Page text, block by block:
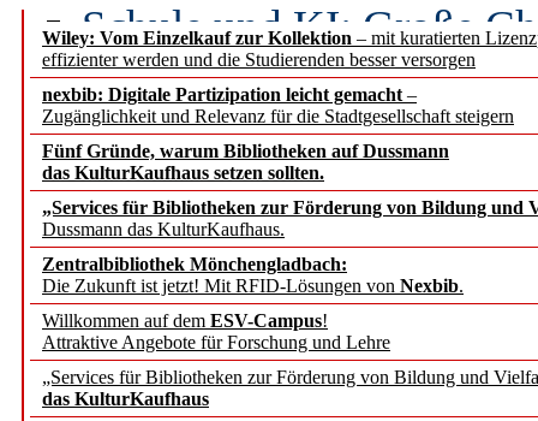
Wiley: Vom Einzelkauf zur Kollektion – mit kuratierten
effizienter werden und die Studierenden besser versorgen
nexbib: Digitale Partizipation leicht gemacht –
Zugänglichkeit und Relevanz für die Stadtgesellschaft steigern
Fünf Gründe, warum Bibliotheken auf Dussmann
das KulturKaufhaus setzen sollten.
„Services für Bibliotheken zur Förderung von Bildung und
Dussmann das KulturKaufhaus.
Zentralbibliothek Mönchengladbach:
Die Zukunft ist jetzt! Mit RFID-Lösungen von Nexbib.
Willkommen auf dem ESV-Campus!
Attraktive Angebote für Forschung und Lehre
„Services für Bibliotheken zur Förderung von Bildung und
das KulturKaufhaus
Schule und KI: Große
Voraussetzungen
Erfolgreiches erstes
Segment Research –
angepasst
konstruktiv!
Mohr Siebeck